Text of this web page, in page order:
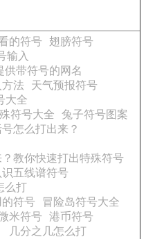
的符号
翅膀符号
输入
供带符号的网名
法
天气预报符号
大全
符号大全
兔子符号图案
怎么打出来？
教你快速打出特殊符号
五线谱符号
么打
的符号
冒险岛符号大全
米符号 港币符号
几分之几怎么打